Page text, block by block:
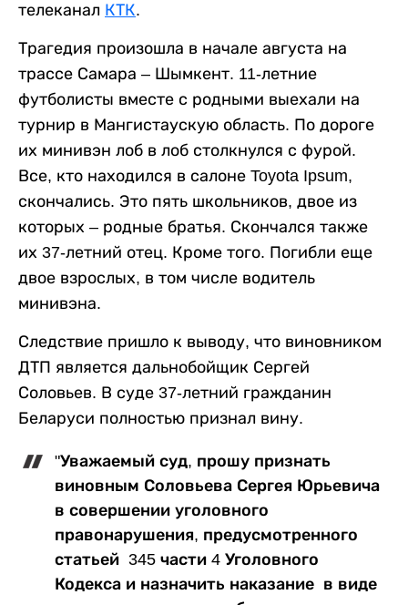
телеканал КТК.
Трагедия произошла в начале августа на
трассе Самара – Шымкент. 11-летние
футболисты вместе с родными выехали на
турнир в Мангистаускую область. По дороге
их минивэн лоб в лоб столкнулся с фурой.
Все, кто находился в салоне Toyota Ipsum,
скончались. Это пять школьников, двое из
которых – родные братья. Скончался также
их 37-летний отец. Кроме того. Погибли еще
двое взрослых, в том числе водитель
минивэна.
Следствие пришло к выводу, что виновником
ДТП является дальнобойщик Сергей
Соловьев. В суде 37-летний гражданин
Беларуси полностью признал вину.
"Уважаемый суд, прошу признать
виновным Соловьева Сергея Юрьевича
в совершении уголовного
правонарушения, предусмотренного
статьей 345 части 4 Уголовного
Кодекса и назначить наказание в виде